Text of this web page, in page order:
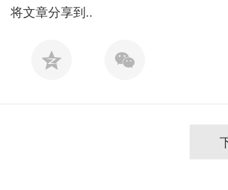
将文章分享到..